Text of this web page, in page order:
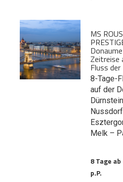
MS
Zeitreise
Fluss
8-Tage-
auf der
Melk –
8 Tage ab
p.P.